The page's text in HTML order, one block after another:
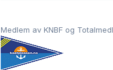
Medlem av KNBF og